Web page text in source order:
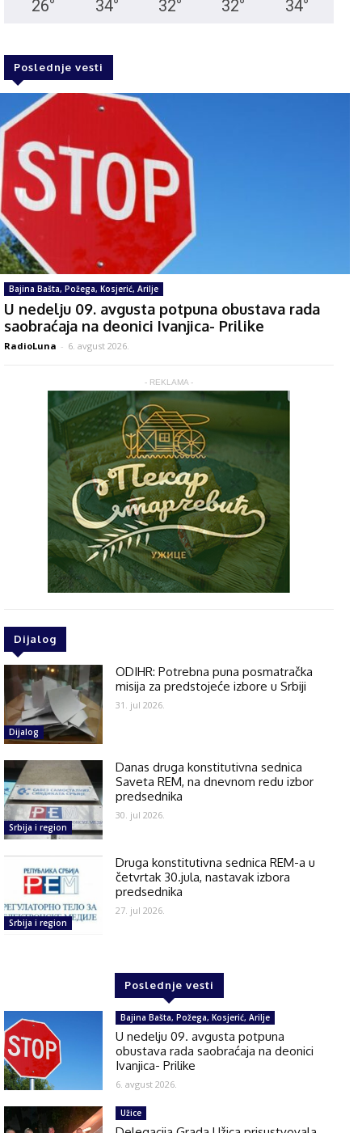
26° 34° 32° 32° 34°
Poslednje vesti
Bajina Bašta, Požega, Kosjerić, Arilje
U nedelju 09. avgusta potpuna obustava rada
saobraćaja na deonici Ivanjica- Prilike
RadioLuna - 6. avgust 2026.
- REKLAMA -
Dijalog
Dijalog
ODIHR: Potrebna puna posmatračka
misija za predstojeće izbore u Srbiji
31. jul 2026.
Srbija i region
Danas druga konstitutivna sednica
Saveta REM, na dnevnom redu izbor
predsednika
30. jul 2026.
Srbija i region
Druga konstitutivna sednica REM-a u
četvrtak 30.jula, nastavak izbora
predsednika
27. jul 2026.
Poslednje vesti
Bajina Bašta, Požega, Kosjerić, Arilje
U nedelju 09. avgusta potpuna
obustava rada saobraćaja na deonici
Ivanjica- Prilike
6. avgust 2026.
Užice